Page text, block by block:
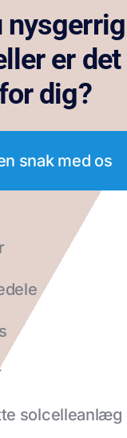
er
dig?
snak med os
solcelleanlæg